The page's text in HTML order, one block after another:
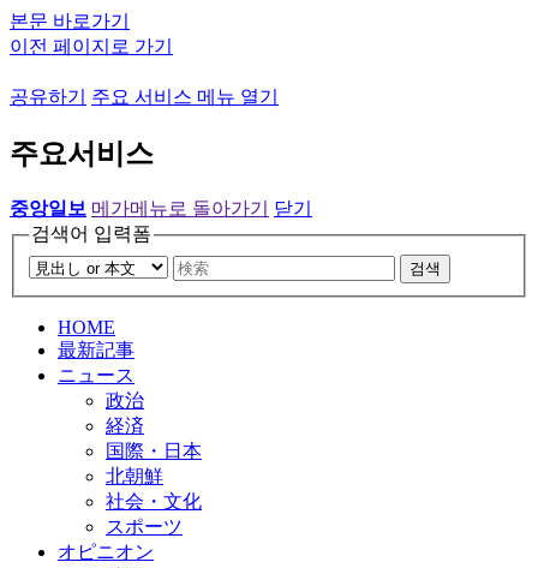
본문 바로가기
이전 페이지로 가기
공유하기 주요 서비스 메뉴 열기
주요서비스
중앙일보 메가메뉴로 돌아가기
닫기
검색어 입력폼
검색
HOME
最新記事
ニュース
政治
経済
国際・日本
北朝鮮
社会・文化
スポーツ
オピニオン